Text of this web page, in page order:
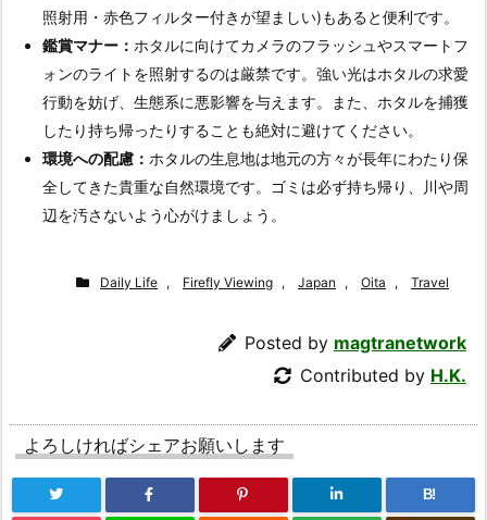
照射用・赤色フィルター付きが望ましい)もあると便利です。
鑑賞マナー： ホタルに向けてカメラのフラッシュやスマートフ
ォンのライトを照射するのは厳禁です。強い光はホタルの求愛
行動を妨げ、生態系に悪影響を与えます。また、ホタルを捕獲
したり持ち帰ったりすることも絶対に避けてください。
環境への配慮： ホタルの生息地は地元の方々が長年にわたり保
全してきた貴重な自然環境です。ゴミは必ず持ち帰り、川や周
辺を汚さないよう心がけましょう。
Daily Life , Firefly Viewing , Japan , Oita , Travel
Posted by magtranetwork
Contributed by H.K.
よろしければシェアお願いします
B!